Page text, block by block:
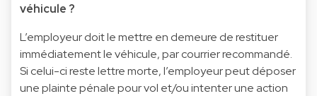
véhicule ?
L’employeur doit le mettre en demeure de restituer
immédiatement le véhicule, par courrier recommandé.
Si celui-ci reste lettre morte, l’employeur peut déposer
une plainte pénale pour vol et/ou intenter une action